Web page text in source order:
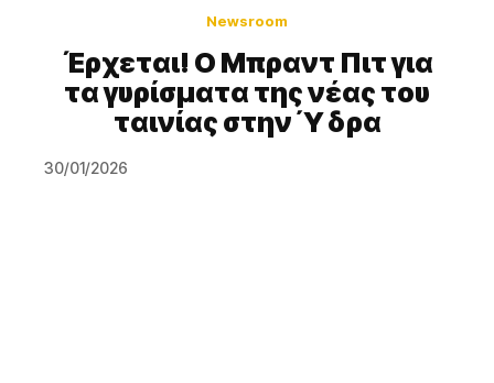
Newsroom
Έρχεται! Ο Μπραντ Πιτ για
τα γυρίσματα της νέας του
ταινίας στην Ύδρα
30/01/2026